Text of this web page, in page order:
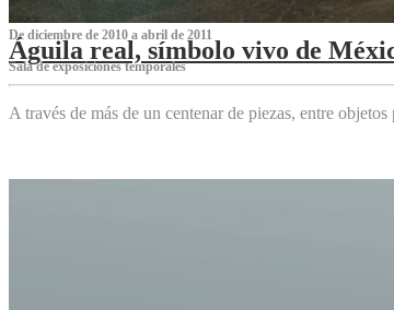
De diciembre de 2010 a abril de 2011
Águila real, símbolo vivo de
Sala de exposiciones temporales
A través de más de un centenar de piezas, entre